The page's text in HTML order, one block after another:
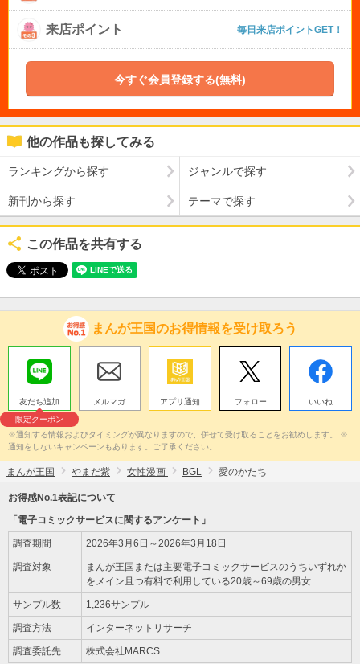
来店ポイント 毎日来店ポイントGET！
今すぐ会員登録する(無料)
他の作品も探してみる
ランキングから探す ジャンルで探す
新刊から探す テーマで探す
この作品を共有する
まんが王国のお得情報を受け取ろう
友だち追加
限定クーポン
メルマガ アプリ通知 フォロー いいね
※通知する情報およびタイミングが異なりますので、併せて受け取ることをお勧めします。 ※
通知をしないキャンペーンもあります。ご了承ください。
まんが王国 やまだ紫 女性漫画 BGL 愛のかたち
お得感No.1表記について
「電子コミックサービスに関するアンケート」
調査期間 2026年3月6日～2026年3月18日
調査対象
まんが王国または主要電子コミックサービスのうちいずれか
をメイン且つ有料で利用している20歳～69歳の男女
サンプル数 1,236サンプル
調査方法 インターネットリサーチ
調査委託先 株式会社MARCS